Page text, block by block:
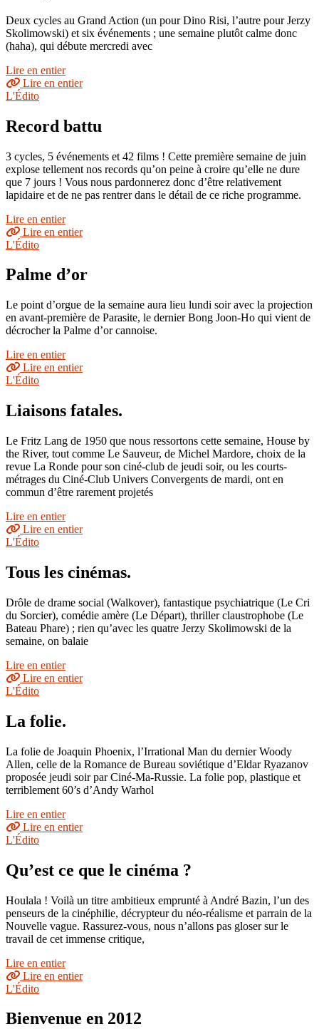
Deux cycles au Grand Action (un pour Dino Risi, l’autre pour Jerzy
Skolimowski) et six événements ; une semaine plutôt calme donc
(haha), qui débute mercredi avec
Lire en entier
Lire en entier
L'Édito
Record battu
3 cycles, 5 événements et 42 films ! Cette première semaine de juin
explose tellement nos records qu’on peine à croire qu’elle ne dure
que 7 jours ! Vous nous pardonnerez donc d’être relativement
lapidaire et de ne pas rentrer dans le détail de ce riche programme.
Lire en entier
Lire en entier
L'Édito
Palme d’or
Le point d’orgue de la semaine aura lieu lundi soir avec la projection
en avant-première de Parasite, le dernier Bong Joon-Ho qui vient de
décrocher la Palme d’or cannoise.
Lire en entier
Lire en entier
L'Édito
Liaisons fatales.
Le Fritz Lang de 1950 que nous ressortons cette semaine, House by
the River, tout comme Le Sauveur, de Michel Mardore, choix de la
revue La Ronde pour son ciné-club de jeudi soir, ou les courts-
métrages du Ciné-Club Univers Convergents de mardi, ont en
commun d’être rarement projetés
Lire en entier
Lire en entier
L'Édito
Tous les cinémas.
Drôle de drame social (Walkover), fantastique psychiatrique (Le Cri
du Sorcier), comédie amère (Le Départ), thriller claustrophobe (Le
Bateau Phare) ; rien qu’avec les quatre Jerzy Skolimowski de la
semaine, on balaie
Lire en entier
Lire en entier
L'Édito
La folie.
La folie de Joaquin Phoenix, l’Irrational Man du dernier Woody
Allen, celle de la Romance de Bureau soviétique d’Eldar Ryazanov
proposée jeudi soir par Ciné-Ma-Russie. La folie pop, plastique et
terriblement 60’s d’Andy Warhol
Lire en entier
Lire en entier
L'Édito
Qu’est ce que le cinéma ?
Houlala ! Voilà un titre ambitieux emprunté à André Bazin, l’un des
penseurs de la cinéphilie, décrypteur du néo-réalisme et parrain de la
Nouvelle vague. Rassurez-vous, nous n’allons pas gloser sur le
travail de cet immense critique,
Lire en entier
Lire en entier
L'Édito
Bienvenue en 2012